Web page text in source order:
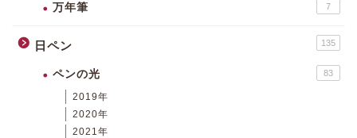
万年筆 7
日ペン 135
ペンの光 83
2019年
2020年
2021年